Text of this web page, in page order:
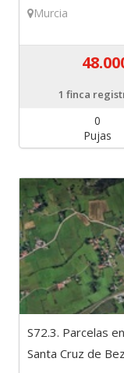
Murcia
1 finca
0
Pujas
S72.3. Parcelas
Santa Cruz de